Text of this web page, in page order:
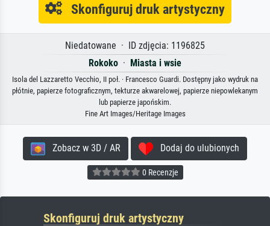
Skonfiguruj druk artystyczny
Niedatowane · ID zdjęcia: 1196825
Rokoko · Miasta i wsie
Isola del Lazzaretto Vecchio, II poł. · Francesco Guardi. Dostępny jako wydruk na
płótnie, papierze fotograficznym, tekturze akwarelowej, papierze niepowlekanym
lub papierze japońskim.
Fine Art Images/Heritage Images
Zobacz w 3D / AR Dodaj do ulubionych
0 Recenzje
Skonfiguruj druk artystyczny